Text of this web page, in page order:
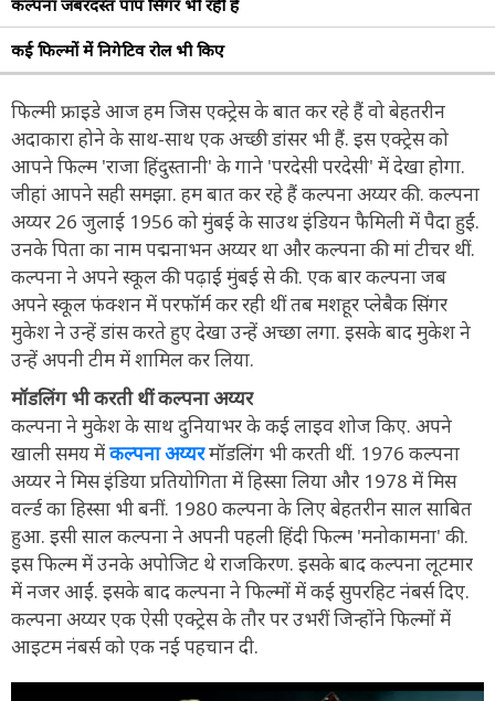
कई फिल्मों में निगेटिव रोल भी किए
फिल्मी फ्राइडे आज हम जिस एक्ट्रेस के बात कर रहे हैं वो बेहतरीन
अदाकारा होने के साथ-साथ एक अच्छी डांसर भी हैं. इस एक्ट्रेस को
आपने फिल्म 'राजा हिंदुस्तानी' के गाने 'परदेसी परदेसी' में देखा होगा.
जीहां आपने सही समझा. हम बात कर रहे हैं कल्पना अय्यर की. कल्पना
अय्यर 26 जुलाई 1956 को मुंबई के साउथ इंडियन फैमिली में पैदा हुईं.
उनके पिता का नाम पद्मनाभन अय्यर था और कल्पना की मां टीचर थीं.
कल्पना ने अपने स्कूल की पढ़ाई मुंबई से की. एक बार कल्पना जब
अपने स्कूल फंक्शन में परफॉर्म कर रही थीं तब मशहूर प्लेबैक सिंगर
मुकेश ने उन्हें डांस करते हुए देखा उन्हें अच्छा लगा. इसके बाद मुकेश ने
उन्हें अपनी टीम में शामिल कर लिया.
मॉडलिंग भी करती थीं कल्पना अय्यर
कल्पना ने मुकेश के साथ दुनियाभर के कई लाइव शोज किए. अपने
खाली समय मेंकल्पना अय्यरमॉडलिंग भी करती थीं. 1976 कल्पना
अय्यर ने मिस इंडिया प्रतियोगिता में हिस्सा लिया और 1978 में मिस
वर्ल्ड का हिस्सा भी बनीं. 1980 कल्पना के लिए बेहतरीन साल साबित
हुआ. इसी साल कल्पना ने अपनी पहली हिंदी फिल्म 'मनोकामना' की.
इस फिल्म में उनके अपोजिट थे राजकिरण. इसके बाद कल्पना लूटमार
में नजर आईं. इसके बाद कल्पना ने फिल्मों में कई सुपरहिट नंबर्स दिए.
कल्पना अय्यर एक ऐसी एक्ट्रेस के तौर पर उभरीं जिन्होंने फिल्मों में
आइटम नंबर्स को एक नई पहचान दी.